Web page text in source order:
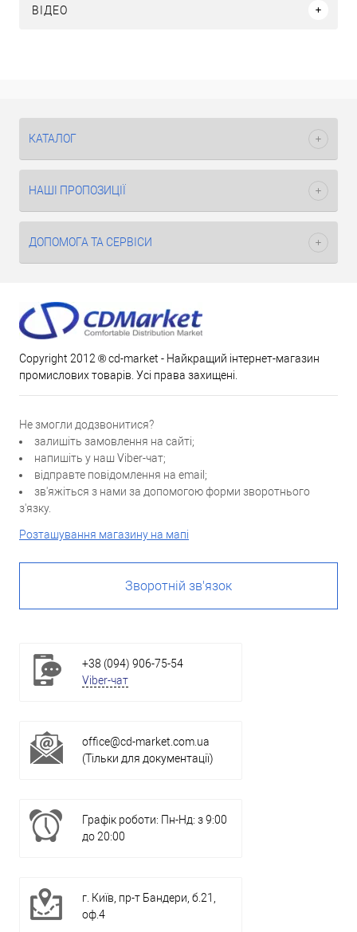
ВІДЕО
КАТАЛОГ
НАШІ ПРОПОЗИЦІЇ
ДОПОМОГА ТА СЕРВІСИ
Copyright 2012 ® cd-market - Найкращий інтернет-магазин
промислових товарів. Усі права захищені.
Не змогли додзвонитися?
залишіть замовлення на сайті;
напишіть у наш Viber-чат;
відправте повідомлення на email;
зв'яжіться з нами за допомогою форми зворотнього
з'язку.
Розташування магазину на мапі
Зворотній зв'язок
+38 (094) 906-75-54
Viber-чат
office@cd-market.com.ua
(Тільки для документації)
Графік роботи: Пн-Нд: з 9:00
до 20:00
г. Київ, пр-т Бандери, б.21,
оф.4